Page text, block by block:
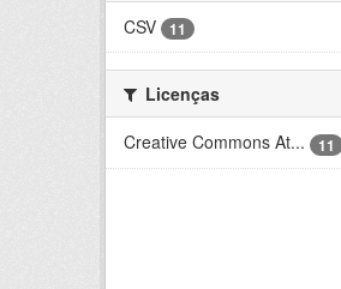
CSV 11
Licenças
Creative Commons At...
11